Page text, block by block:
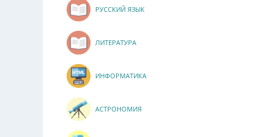
РУССКИЙ ЯЗЫК
ЛИТЕРАТУРА
ИНФОРМАТИКА
АСТРОНОМИЯ